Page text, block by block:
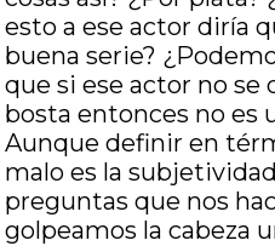
esto a ese actor diría
buena serie?
que si ese actor no se
bosta entonces no es
Aunque definir en
malo es la
preguntas que nos
golpeamos la cabeza